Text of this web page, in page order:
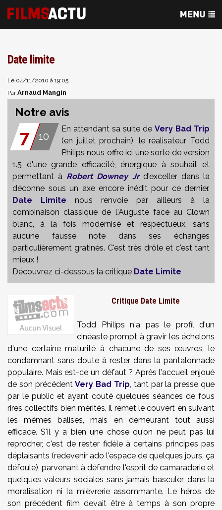
Date limite
Le 04/11/2010 à 19:05
ParArnaud Mangin
Notre avis
7 10
En attendant sa suite de Very Bad Trip
(en juillet prochain), le réalisateur Todd
Philips nous offre ici une sorte de version
1.5 d'une grande efficacité, énergique à souhait et
permettant à Robert Downey Jrd'exceller dans la
déconne sous un axe encore inédit pour ce dernier.
Date Limite nous renvoie par ailleurs à la
combinaison classique de l'Auguste face au Clown
blanc, à la fois modernisé et respectueux, sans
aucune fausse note dans ses échanges
particulièrement gratinés. C'est très drôle et c'est tant
mieux !
Découvrez ci-dessous la critique Date Limite
Critique Date Limite
Todd Philips n'a pas le profil d'un
cinéaste prompt à gravir les échelons
d'une certaine maturité à chacune de ses œuvres, le
condamnant sans doute à rester dans la pantalonnade
populaire. Mais est-ce un défaut ? Après l'accueil enjoué
de son précédentVery Bad Trip, tant par la presse que
par le public et ayant couté quelques séances de fous
rires collectifs bien mérités, il remet le couvert en suivant
les mêmes balises, mais en demeurant tout aussi
efficace. S'il y a bien une chose qu'on ne peut pas lui
reprocher, c'est de rester fidèle à certains principes pas
déplaisants (redevenir ado l'espace de quelques jours, ça
défoule), parvenant à défendre l'esprit de camaraderie et
quelques valeurs sociales sans jamais basculer dans la
moralisation ni la mièvrerie assommante. Le héros de
son précédent film devait être à temps à son propre